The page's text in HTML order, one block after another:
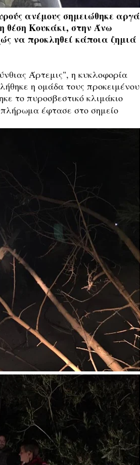
ανέμους σημειώθηκε αργά
θέση Κουκάκι, στην Άνω
να προκληθεί κάποια ζημιά
Άρτεμις", η κυκλοφορία
η ομάδα τους προκειμένου
το πυροσβεστικό κλιμάκιο
έφτασε στο σημείο